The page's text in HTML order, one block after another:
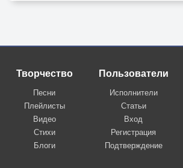
Творчество
Песни
Плейлисты
Видео
Стихи
Блоги
Пользователи
Исполнители
Статьи
Вход
Регистрация
Подтверждение